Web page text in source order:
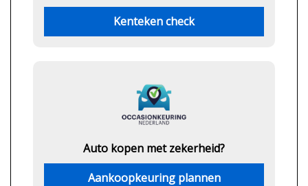
Kenteken check
Auto kopen met zekerheid?
Aankoopkeuring plannen